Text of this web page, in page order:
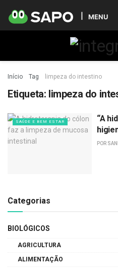
MENU
Início Tag limpeza do intestino
Etiqueta: limpeza do
SAÚDE E BEM ESTAR
“A
POR
Categorias
BIOLÓGICOS
AGRICULTURA
ALIMENTAÇÃO